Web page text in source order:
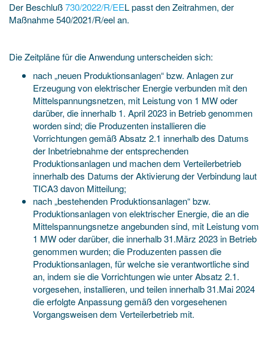
Der Beschluß730/2022/R/EEL passt den Zeitrahmen, der
Maßnahme 540/2021/R/eel an.
Die Zeitpläne für die Anwendung unterscheiden sich:
nach „neuen Produktionsanlagen“ bzw. Anlagen zur
Erzeugung von elektrischer Energie verbunden mit den
Mittelspannungsnetzen, mit Leistung von 1 MW oder
darüber, die innerhalb 1. April 2023 in Betrieb genommen
worden sind; die Produzenten installieren die
Vorrichtungen gemäß Absatz 2.1 innerhalb des Datums
der Inbetriebnahme der entsprechenden
Produktionsanlagen und machen dem Verteilerbetrieb
innerhalb des Datums der Aktivierung der Verbindung laut
TICA3 davon Mitteilung;
nach „bestehenden Produktionsanlagen“ bzw.
Produktionsanlagen von elektrischer Energie, die an die
Mittelspannungsnetze angebunden sind, mit Leistung vom
1 MW oder darüber, die innerhalb 31.März 2023 in Betrieb
genommen wurden; die Produzenten passen die
Produktionsanlagen, für welche sie verantwortliche sind
an, indem sie die Vorrichtungen wie unter Absatz 2.1.
vorgesehen, installieren, und teilen innerhalb 31.Mai 2024
die erfolgte Anpassung gemäß den vorgesehenen
Vorgangsweisen dem Verteilerbetrieb mit.